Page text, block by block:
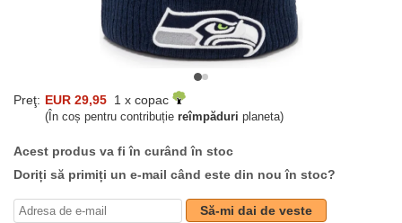
Preţ: EUR 29,95 1 x copac
(În coș pentru contribuție reîmpăduri planeta)
Acest produs va fi în curând în stoc
Doriți să primiți un e-mail când este din nou în stoc?
Să-mi dai de veste